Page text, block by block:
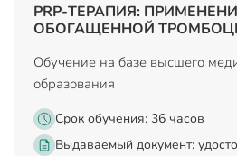
PRP-ТЕРАПИЯ:
ОБОГАЩЕННОЙ
Обучение на базе высшего
образования
Срок обучения: 36 часов
Выдаваемый документ: